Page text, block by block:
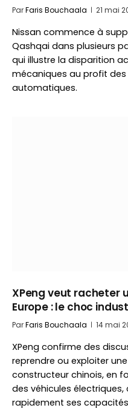
ParFaris Bouchaala 21 mai
Nissan commence à
Qashqai dans plusieurs
qui illustre la disparition
mécaniques au profit
automatiques.
XPeng veut racheter
Europe : le choc
ParFaris Bouchaala 14 mai
XPeng confirme des
reprendre ou exploiter une
constructeur chinois, en
des véhicules
rapidement ses